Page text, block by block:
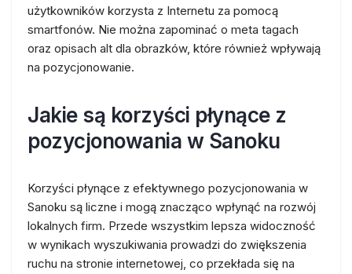
użytkowników korzysta z Internetu za pomocą
smartfonów. Nie można zapominać o meta tagach
oraz opisach alt dla obrazków, które również wpływają
na pozycjonowanie.
Jakie są korzyści płynące z
pozycjonowania w Sanoku
Korzyści płynące z efektywnego pozycjonowania w
Sanoku są liczne i mogą znacząco wpłynąć na rozwój
lokalnych firm. Przede wszystkim lepsza widoczność
w wynikach wyszukiwania prowadzi do zwiększenia
ruchu na stronie internetowej, co przekłada się na